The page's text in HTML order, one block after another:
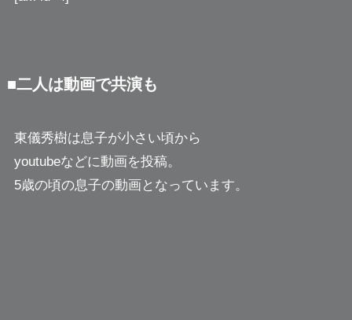
■二人は動画で共演も
東儀秀樹は息子が小さい頃から
youtubeなどに動画を投稿。
5歳の頃の息子の動画となっています。